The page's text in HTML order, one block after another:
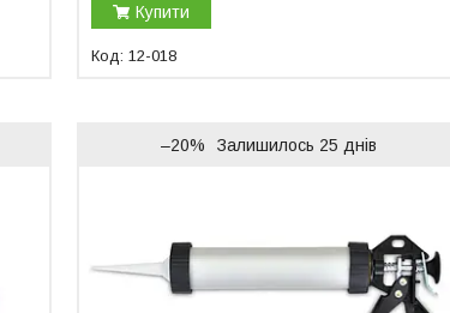
Купити
12-018
–20% Залишилось 25 днів